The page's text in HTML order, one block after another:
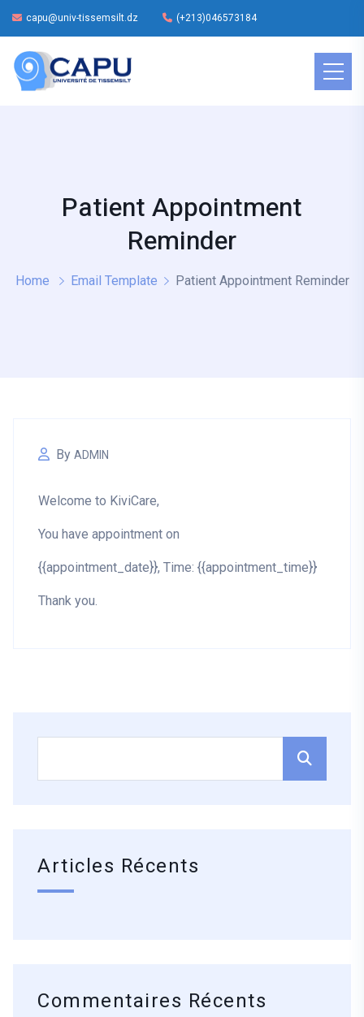
capu@univ-tissemsilt.dz (+213)046573184
Patient Appointment
Reminder
Home Email Template Patient Appointment Reminder
By ADMIN
Welcome to KiviCare,
You have appointment on
{{appointment_date}}, Time: {{appointment_time}}
Thank you.
Articles Récents
Commentaires Récents